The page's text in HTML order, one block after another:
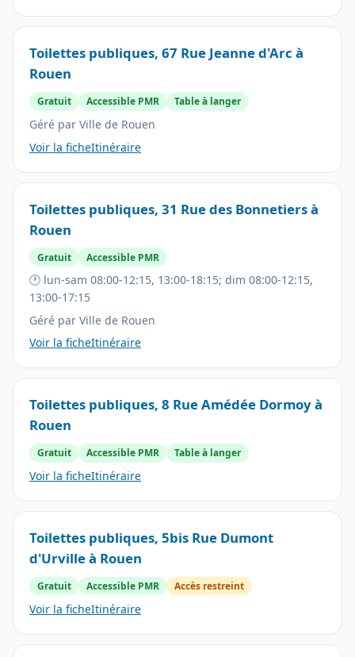
Toilettes publiques, 67 Rue Jeanne d'Arc à
Rouen
Gratuit Accessible PMR Table à langer
Géré par Ville de Rouen
Voir la ficheItinéraire
Toilettes publiques, 31 Rue des Bonnetiers à
Rouen
Gratuit Accessible PMR
🕐 lun-sam 08:00-12:15, 13:00-18:15; dim 08:00-12:15,
13:00-17:15
Géré par Ville de Rouen
Voir la ficheItinéraire
Toilettes publiques, 8 Rue Amédée Dormoy à
Rouen
Gratuit Accessible PMR Table à langer
Voir la ficheItinéraire
Toilettes publiques, 5bis Rue Dumont
d'Urville à Rouen
Gratuit Accessible PMR Accès restreint
Voir la ficheItinéraire